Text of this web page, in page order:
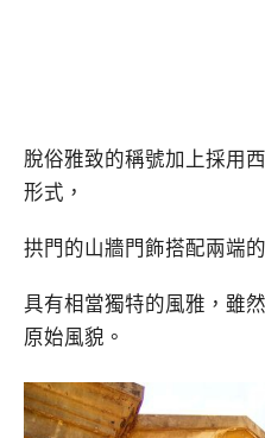
脫俗雅致的稱號加上採用
形式，
拱門的山牆門飾搭配兩端
具有相當獨特的風雅，雖
原始風貌。